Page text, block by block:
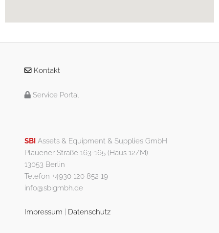
Kontakt
Service Portal
SBI Assets & Equipment & Supplies GmbH
Plauener Straße 163-165 (Haus 12/M)
13053 Berlin
Telefon +4930 120 852 19
info@sbigmbh.de
Impressum Datenschutz